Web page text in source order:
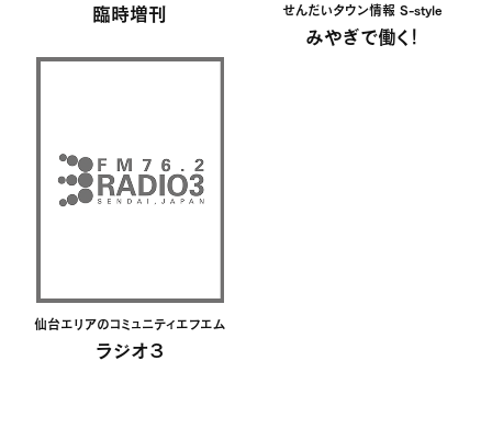
臨時増刊 せんだいタウン情報 S-style
みやぎで働く！
仙台エリアのコミュニティエフエム
ラジオ３